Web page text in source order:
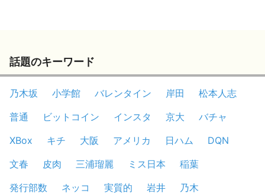
話題のキーワード
乃木坂 小学館 バレンタイン 岸田
松本人志
普通
ビットコイン インスタ 京大
バチャ
XBox
キチ 大阪 アメリカ 日ハム
DQN
文春
皮肉 三浦瑠麗 ミス日本
稲葉
発行部数
ネッコ 実質的 岩井
乃木